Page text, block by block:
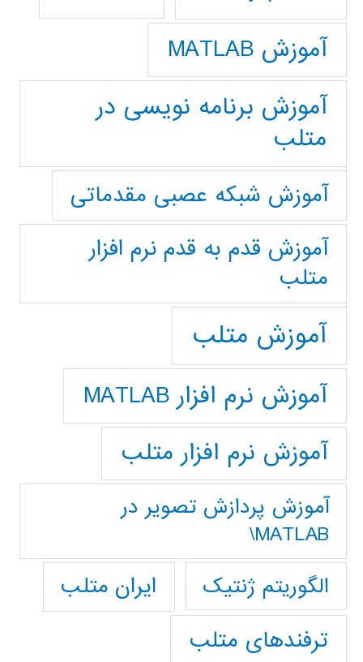
آموزش MATLAB
آموزش برنامه نویسی در
متلب
آموزش شبکه عصبی مقدماتی
آموزش قدم به قدم نرم افزار
متلب
آموزش متلب
آموزش نرم افزار MATLAB
آموزش نرم افزار متلب
آموزش پردازش تصوير در
MATLAB\
الگوریتم ژنتیک
ایران متلب
ترفندهای متلب